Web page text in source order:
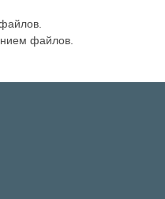
файлов.